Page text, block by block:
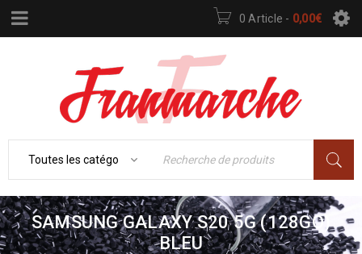
0 Article - 0,00€
SAMSUNG GALAXY S20 5G (128GO)
BLEU